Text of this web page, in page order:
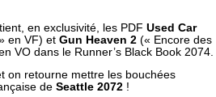
en exclusivité, les PDF Used Car
en VF) et Gun Heaven 2 (« Encore des
VO dans le Runner’s Black Book 2074.
on retourne mettre les bouchées
de Seattle 2072 !